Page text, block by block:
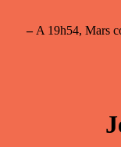
–A 19h54, Mars